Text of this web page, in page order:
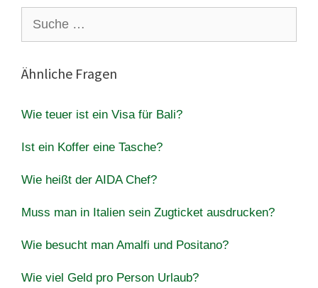
nach:
Ähnliche Fragen
Wie teuer ist ein Visa für Bali?
Ist ein Koffer eine Tasche?
Wie heißt der AIDA Chef?
Muss man in Italien sein Zugticket ausdrucken?
Wie besucht man Amalfi und Positano?
Wie viel Geld pro Person Urlaub?